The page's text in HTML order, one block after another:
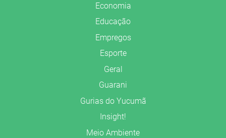
Economia
Educação
Empregos
Esporte
Geral
Guarani
Gurias do Yucumã
Insight!
Meio Ambiente